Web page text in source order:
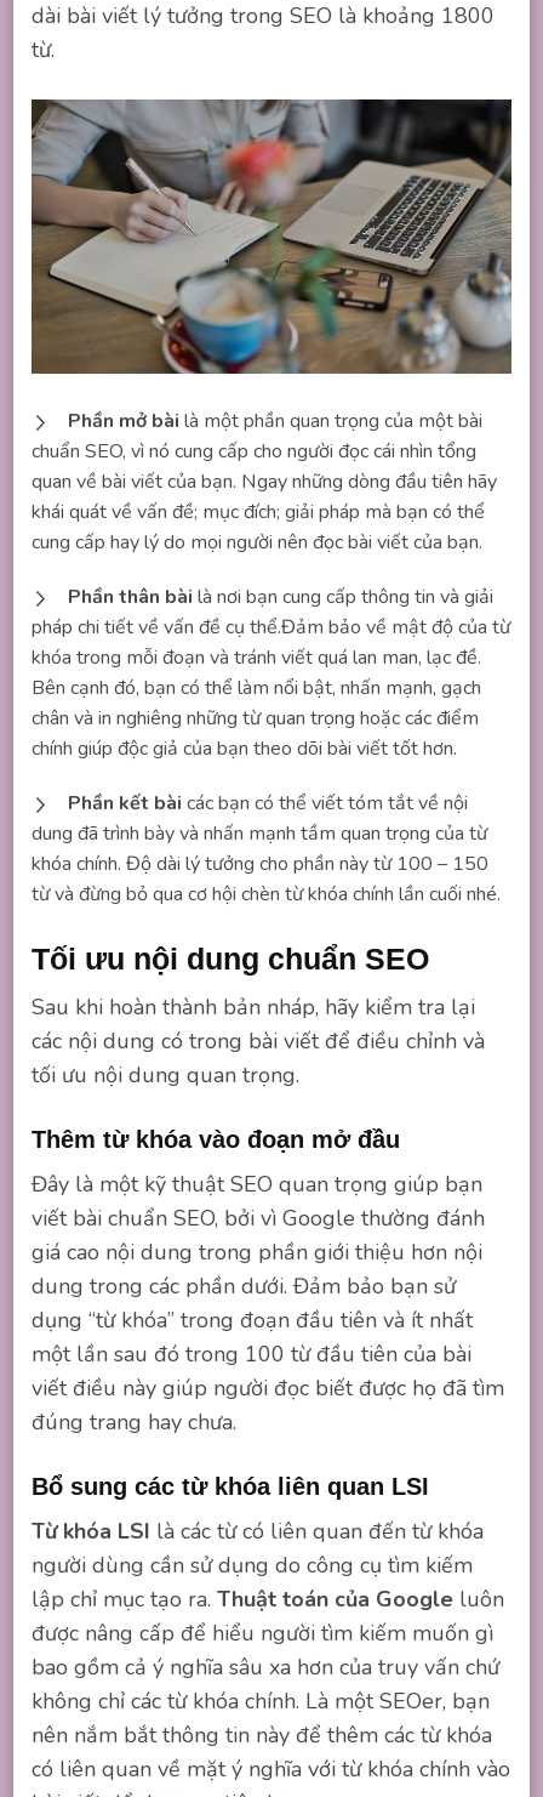
dài bài viết lý tưởng trong SEO là khoảng 1800
từ.
Phần mở bài là một phần quan trọng của một bài
chuẩn SEO, vì nó cung cấp cho người đọc cái nhìn tổng
quan về bài viết của bạn. Ngay những dòng đầu tiên hãy
khái quát về vấn đề; mục đích; giải pháp mà bạn có thể
cung cấp hay lý do mọi người nên đọc bài viết của bạn.
Phần thân bài là nơi bạn cung cấp thông tin và giải
pháp chi tiết về vấn đề cụ thể.Đảm bảo về mật độ của từ
khóa trong mỗi đoạn và tránh viết quá lan man, lạc đề.
Bên cạnh đó, bạn có thể làm nổi bật, nhấn mạnh, gạch
chân và in nghiêng những từ quan trọng hoặc các điểm
chính giúp độc giả của bạn theo dõi bài viết tốt hơn.
Phần kết bàicác bạn có thể viết tóm tắt về nội
dung đã trình bày và nhấn mạnh tầm quan trọng của từ
khóa chính. Độ dài lý tưởng cho phần này từ 100 – 150
từ và đừng bỏ qua cơ hội chèn từ khóa chính lần cuối nhé.
Tối ưu nội dung chuẩn SEO
Sau khi hoàn thành bản nháp, hãy kiểm tra lại
các nội dung có trong bài viết để điều chỉnh và
tối ưu nội dung quan trọng.
Thêm từ khóa vào đoạn mở đầu
Đây là một kỹ thuật SEO quan trọng giúp bạn
viết bài chuẩn SEO, bởi vì Google thường đánh
giá cao nội dung trong phần giới thiệu hơn nội
dung trong các phần dưới. Đảm bảo bạn sử
dụng “từ khóa” trong đoạn đầu tiên và ít nhất
một lần sau đó trong 100 từ đầu tiên của bài
viết điều này giúp người đọc biết được họ đã tìm
đúng trang hay chưa.
Bổ sung các từ khóa liên quan LSI
Từ khóa LSI là các từ có liên quan đến từ khóa
người dùng cần sử dụng do công cụ tìm kiếm
lập chỉ mục tạo ra.Thuật toán của Google luôn
được nâng cấp để hiểu người tìm kiếm muốn gì
bao gồm cả ý nghĩa sâu xa hơn của truy vấn chứ
không chỉ các từ khóa chính. Là một SEOer, bạn
nên nắm bắt thông tin này để thêm các từ khóa
có liên quan về mặt ý nghĩa với từ khóa chính vào